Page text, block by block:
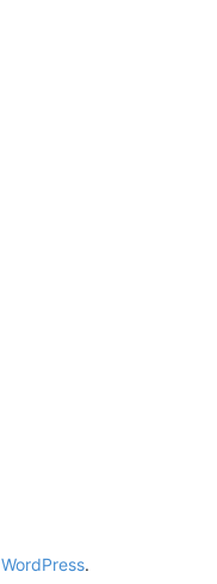
WordPress.